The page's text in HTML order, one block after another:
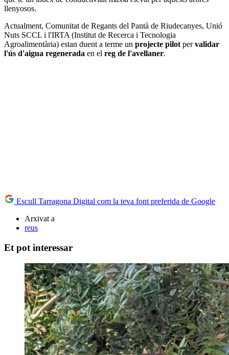
llenyosos.
Actualment, Comunitat de Regants del Pantà de Riudecanyes, Unió
Nuts SCCL i l'IRTA (Institut de Recerca i Tecnologia
Agroalimentària) estan duent a terme un projecte pilot pervalidar
l'ús d'aigua regenerada en el reg de l'avellaner.
Escull Tarragona Digital com la teva font preferida de Google
Arxivat a
reus
Et pot interessar